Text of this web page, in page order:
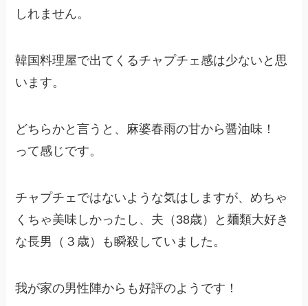
しれません。
韓国料理屋で出てくるチャプチェ感は少ないと思
います。
どちらかと言うと、麻婆春雨の甘から醤油味！
って感じです。
チャプチェではないような気はしますが、めちゃ
くちゃ美味しかったし、夫（38歳）と麺類大好き
な長男（３歳）も瞬殺していました。
我が家の男性陣からも好評のようです！